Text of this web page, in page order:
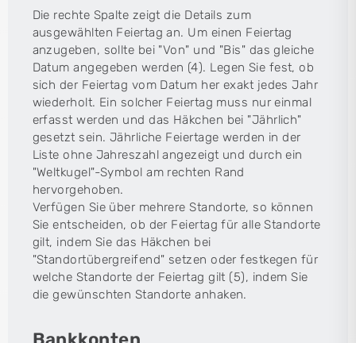
Die rechte Spalte zeigt die Details zum
ausgewählten Feiertag an. Um einen Feiertag
anzugeben, sollte bei "Von" und "Bis" das gleiche
Datum angegeben werden (4). Legen Sie fest, ob
sich der Feiertag vom Datum her exakt jedes Jahr
wiederholt. Ein solcher Feiertag muss nur einmal
erfasst werden und das Häkchen bei "Jährlich"
gesetzt sein. Jährliche Feiertage werden in der
Liste ohne Jahreszahl angezeigt und durch ein
"Weltkugel"-Symbol am rechten Rand
hervorgehoben.
Verfügen Sie über mehrere Standorte, so können
Sie entscheiden, ob der Feiertag für alle Standorte
gilt, indem Sie das Häkchen bei
"Standortübergreifend" setzen oder festkegen für
welche Standorte der Feiertag gilt (5), indem Sie
die gewünschten Standorte anhaken.